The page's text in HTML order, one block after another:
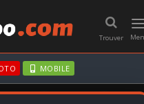
Trouver
MOBILE